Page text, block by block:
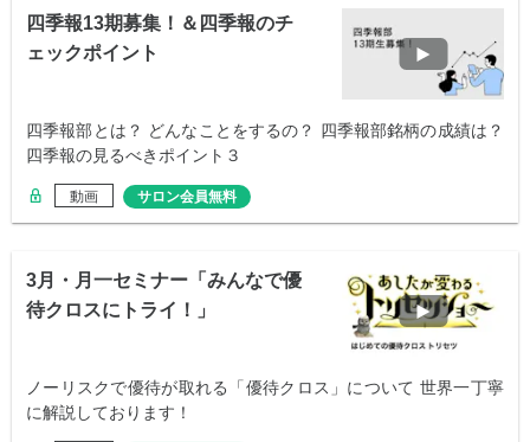
四季報13期募集！＆四季報のチ
ェックポイント
四季報部とは？ どんなことをするの？ 四季報部銘柄の成績は？
四季報の見るべきポイント３
動画 サロン会員無料
3月・月一セミナー「みんなで優
待クロスにトライ！」
ノーリスクで優待が取れる「優待クロス」について 世界一丁寧
に解説しております！